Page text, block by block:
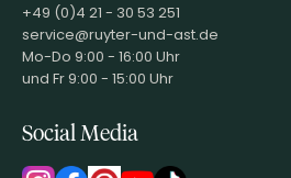
+49 (0)4 21 - 30 53 251
service@ruyter-und-ast.de
Mo-Do 9:00 - 16:00 Uhr
und Fr 9:00 - 15:00 Uhr
Social Media